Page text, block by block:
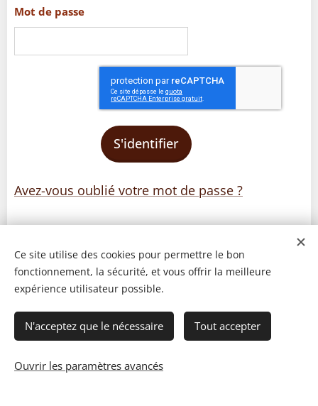
Mot de passe
S'identifier
Avez-vous oublié votre mot de passe ?
© 2023 Les recettes d'Henri-Luc. Tous droits réservés.
Ce site utilise des cookies pour permettre le bon
fonctionnement, la sécurité, et vous offrir la meilleure
expérience utilisateur possible.
N'acceptez que le nécessaire Tout accepter
Ouvrir les paramètres avancés